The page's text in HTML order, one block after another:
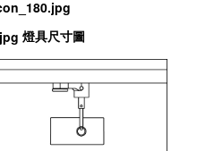
燈具尺寸圖